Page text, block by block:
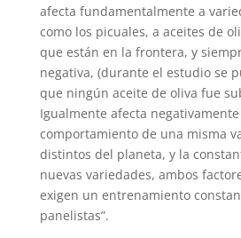
afecta fundamentalmente a
como los picuales, a aceites de
que están en la frontera, y
negativa, (durante el estudio se
que ningún aceite de oliva fue
Igualmente afecta
comportamiento de una misma
distintos del planeta, y la
nuevas variedades, ambos
exigen un entrenamiento
panelistas”.